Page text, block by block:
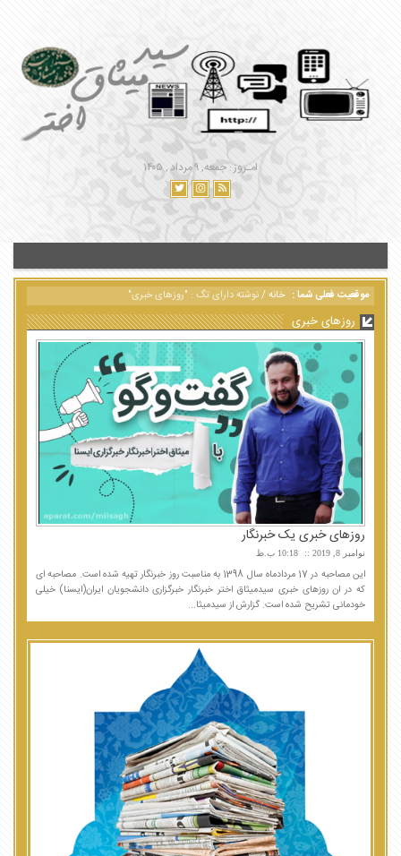
امـروز : جمعه, ۹ مرداد , ۱۴۰۵
موقعیت فعلی شما : خانه/نوشته دارای تگ : "روزهای خبری"
روزهای خبری
روزهای خبری یک خبرنگار
نوامبر 8, 2019 10:18 ب.ظ
این مصاحبه در 17 مردادماه سال 1398 به مناسبت روز خبرنگار تهیه شده است. مصاحبه ای
که در ان روزهای خبری سیدمیثاق اختر خبرنگار خبرگزاری دانشجویان ایران(ایسنا) خیلی
خودمانی تشریح شده است. گزارش از سیدمیثا...